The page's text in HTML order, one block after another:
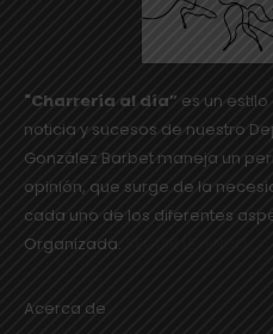
"Charrería al día” es un
noticia y sucesos de nuestro
González Barbet maneja un
opinión, que surge de la
cada uno de los diferentes
Organizada.
Acerca de